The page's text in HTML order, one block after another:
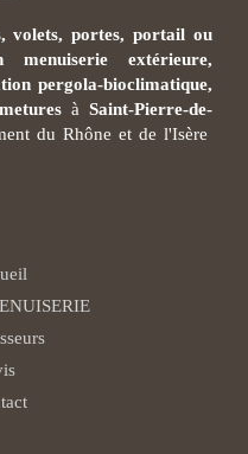
volets, portes, portail ou
extérieure,
pergola-bioclimatique,
à Saint-Pierre-de-
du Rhône et de l'Isère